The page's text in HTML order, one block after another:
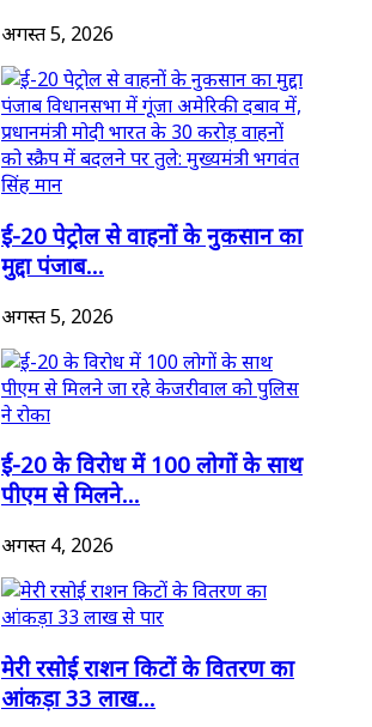
अगस्त 5, 2026
ई-20 पेट्रोल से वाहनों के नुकसान का
मुद्दा पंजाब...
अगस्त 5, 2026
ई-20 के विरोध में 100 लोगों के साथ
पीएम से मिलने...
अगस्त 4, 2026
मेरी रसोई राशन किटों के वितरण का
आंकड़ा 33 लाख...